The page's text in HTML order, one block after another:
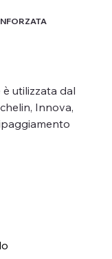
utilizzata dal
Innova,